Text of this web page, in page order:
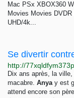
Mac PSx XBOX360
Movies Movies
UHD/4k...
Dix ans après, la
macabre. Anyay est
attend encore son